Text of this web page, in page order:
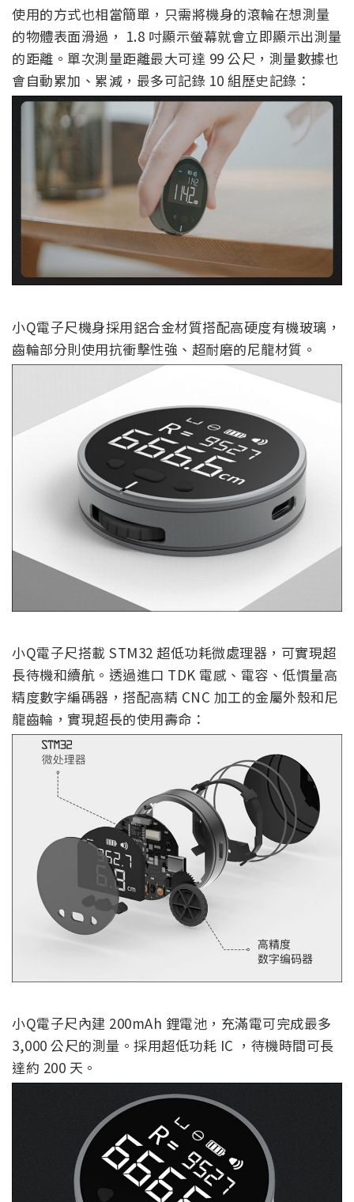
使用的方式也相當簡單，只需將機身的滾輪在想測量
的物體表面滑過， 1.8 吋顯示螢幕就會立即顯示出測量
的距離。單次測量距離最大可達 99 公尺，測量數據也
會自動累加、累減，最多可記錄 10 組歷史記錄：
小Q電子尺機身採用鋁合金材質搭配高硬度有機玻璃，
齒輪部分則使用抗衝擊性強、超耐磨的尼龍材質。
小Q電子尺搭載 STM32 超低功耗微處理器，可實現超
長待機和續航。透過進口 TDK 電感、電容、低慣量高
精度數字編碼器，搭配高精 CNC 加工的金屬外殼和尼
龍齒輪，實現超長的使用壽命：
小Q電子尺內建 200mAh 鋰電池，充滿電可完成最多
3,000 公尺的測量。採用超低功耗 IC ，待機時間可長
達約 200 天。